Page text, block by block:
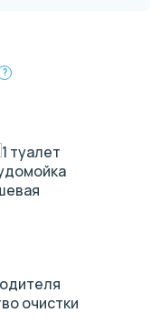
?
1 туалет
очистки